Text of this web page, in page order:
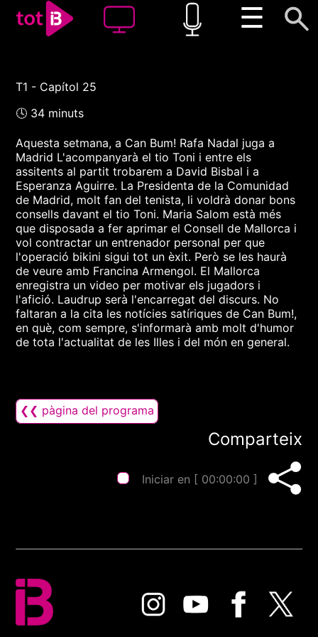
☰
00:00
T1 - Capítol 25
🕓 34 minuts
Aquesta setmana, a Can Bum! Rafa Nadal juga a
Madrid L'acompanyarà el tio Toni i entre els
assitents al partit trobarem a David Bisbal i a
Esperanza Aguirre. La Presidenta de la Comunidad
de Madrid, molt fan del tenista, li voldrà donar bons
consells davant el tio Toni. Maria Salom està més
que disposada a fer aprimar el Consell de Mallorca i
vol contractar un entrenador personal per que
l'operació bikini sigui tot un èxit. Però se les haurà
de veure amb Francina Armengol. El Mallorca
enregistra un video per motivar els jugadors i
l'afició. Laudrup serà l'encarregat del discurs. No
faltaran a la cita les notícies satíriques de Can Bum!,
en què, com sempre, s'informarà amb molt d'humor
de tota l'actualitat de les Illes i del món en general.
❮❮ pàgina del programa
Comparteix
Iniciar en [ 00:00:00 ]